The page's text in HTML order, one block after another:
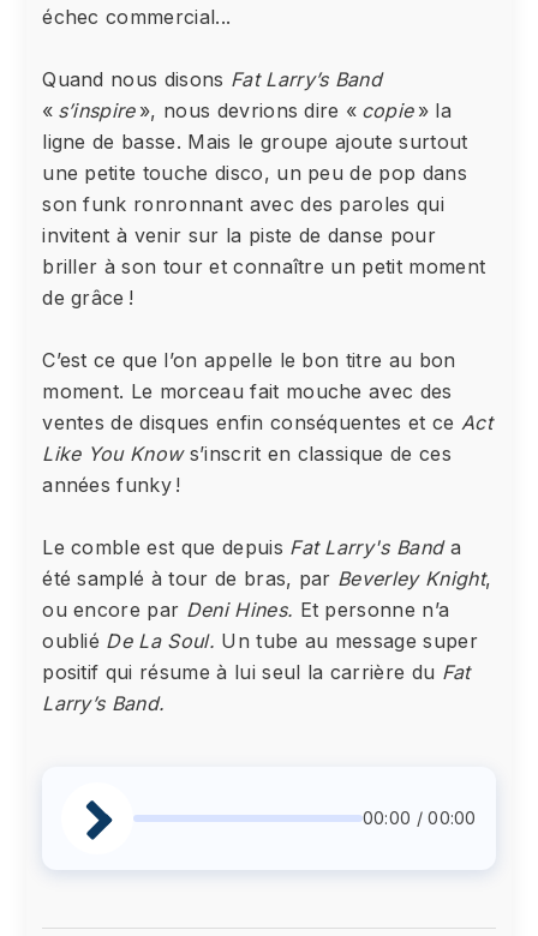
échec commercial...
Quand nous disons Fat Larry’s Band
« s’inspire», nous devrions dire « copie» la
ligne de basse. Mais le groupe ajoute surtout
une petite touche disco, un peu de pop dans
son funk ronronnant avec des paroles qui
invitent à venir sur la piste de danse pour
briller à son tour et connaître un petit moment
de grâce !
C’est ce que l’on appelle le bon titre au bon
moment. Le morceau fait mouche avec des
ventes de disques enfin conséquentes et ce Act
Like You Knows’inscrit en classique de ces
années funky !
Le comble est que depuis Fat Larry's Banda
été samplé à tour de bras, par Beverley Knight,
ou encore par Deni Hines. Et personne n’a
oublié De La Soul. Un tube au message super
positif qui résume à lui seul la carrière du Fat
Larry’s Band.
00:00 / 00:00